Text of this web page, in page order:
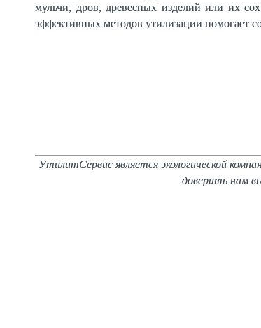
мульчи, дров, древесных изделий или их
эффективных методов утилизации помогает
УтилитСервис является экологической
доверить нам